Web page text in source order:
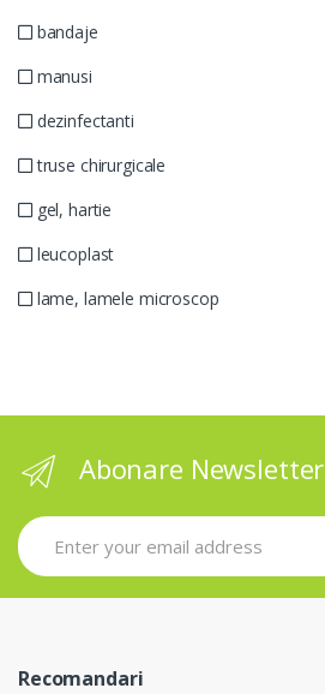
bandaje
manusi
dezinfectanti
truse chirurgicale
gel, hartie
leucoplast
lame, lamele microscop
Abonare Newsletter
Recomandari